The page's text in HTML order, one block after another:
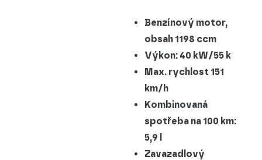
Benzínový motor,
obsah 1198 ccm
Výkon: 40 kW/55 k
Max. rychlost 151
km/h
Kombinovaná
spotřeba na 100 km:
5,9 l
Zavazadlový